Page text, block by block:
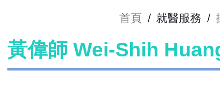
首頁 / 就醫服務 /
黃偉師 Wei-Shih